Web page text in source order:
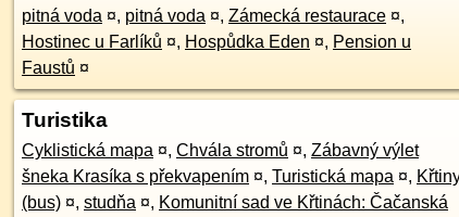
pitná voda ¤, pitná voda ¤, Zámecká restaurace ¤,
Hostinec u Farlíků ¤, Hospůdka Eden ¤, Pension u
Faustů ¤
Turistika
Cyklistická mapa ¤, Chvála stromů ¤, Zábavný výlet
šneka Krasíka s překvapením ¤, Turistická mapa ¤,
(bus) ¤, studňa ¤, Komunitní sad ve Křtinách: Čačanská